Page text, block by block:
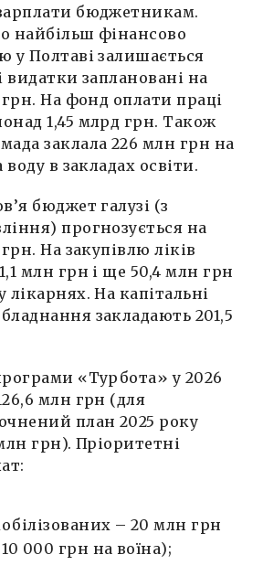
бюджетникам.
найбільш фінансово
у Полтаві залишається
видатки заплановані на
грн. На фонд оплати праці
1,45 млрд грн. Також
заклала 226 млн грн на
воду в закладах освіти.
бюджет галузі (з
прогнозується на
На закупівлю ліків
млн грн і ще 50,4 млн грн
лікарнях. На капітальні
закладають 201,5
«Турбота» у 2026
млн грн (для
план 2025 року
грн). Пріоритетні
– 20 млн грн
000 грн на воїна);